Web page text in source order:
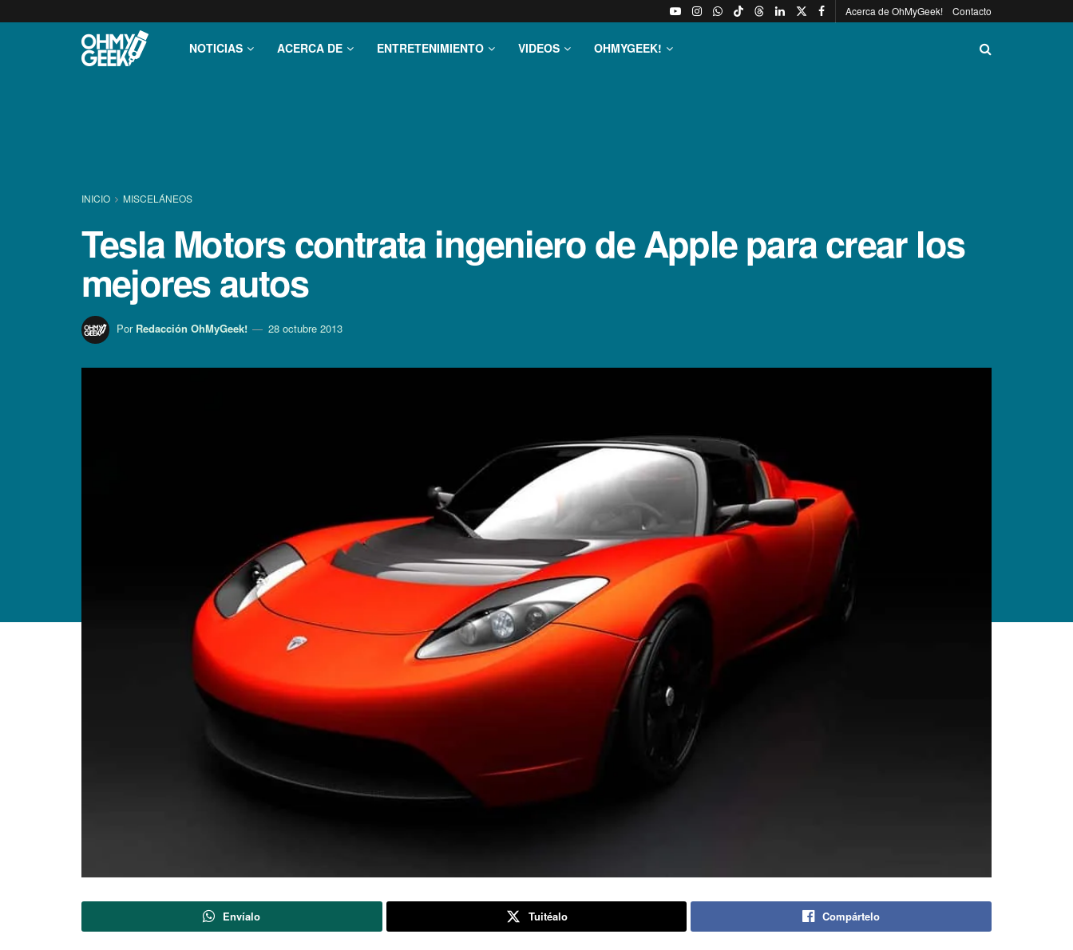
Acerca de OhMyGeek! Contacto
NOTICIAS ACERCA DE ENTRETENIMIENTO VIDEOS OHMYGEEK!
INICIO MISCELÁNEOS
Tesla Motors contrata ingeniero de Apple para crear los
mejores autos
Por Redacción OhMyGeek! 28 octubre 2013
Envíalo Tuitéalo Compártelo